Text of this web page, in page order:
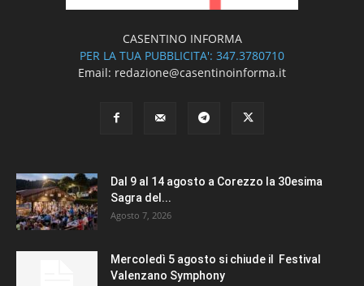
CASENTINO INFORMA
PER LA TUA PUBBLICITA': 347.3780710
Email: redazione@casentinoinforma.it
Dal 9 al 14 agosto a Corezzo la 30esima
Sagra del...
Agosto 7, 2026
Mercoledì 5 agosto si chiude il Festival
Valenzano Symphony